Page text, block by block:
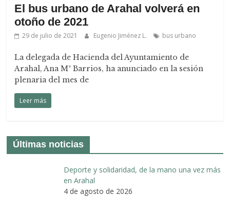
El bus urbano de Arahal volverá en
otoño de 2021
29 de julio de 2021 Eugenio Jiménez L. bus urbano
La delegada de Hacienda del Ayuntamiento de
Arahal, Ana Mª Barrios, ha anunciado en la sesión
plenaria del mes de
Leer más
Últimas noticias
Deporte y solidaridad, de la mano una vez más
en Arahal
4 de agosto de 2026